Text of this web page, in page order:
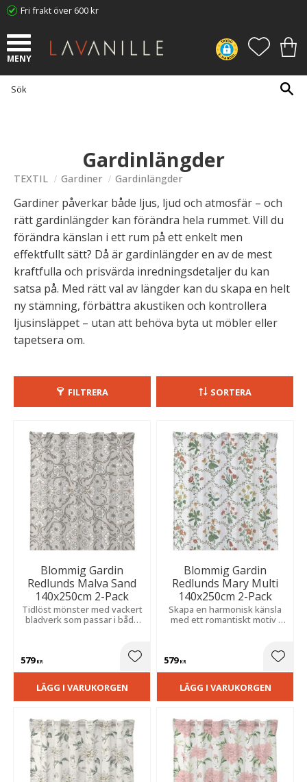
Fri frakt över 600 kr
Gardinlängder
TEXTIL Gardiner Gardinlängder
Gardiner påverkar både ljus, ljud och atmosfär – och
rätt gardinlängder kan förändra hela rummet. Vill du
förändra känslan i ett rum på ett enkelt men
effektfullt sätt? Då är gardinlängder en av de mest
kraftfulla och prisvärda inredningsdetaljer du kan
satsa på. Med rätt val av längder kan du skapa en helt
ny stämning, förbättra akustiken och kontrollera
ljusinsläppet – utan att behöva byta ut möbler eller
tapetsera om.
FILTRERA SORTERA
Blommig Gardin
Redlunds Malva Sand
140x250cm 2-Pack
Tidlöst mönster med vackert
bladverk som passar i både
579KR Lägg till i favoriter
LÄGG I VARUKORGEN
Blommig Gardin
Redlunds Mary Multi
140x250cm 2-Pack
Skapa en harmonisk känsla
med ett romantiskt motiv i
579KR
LÄGG I VARUKORGEN